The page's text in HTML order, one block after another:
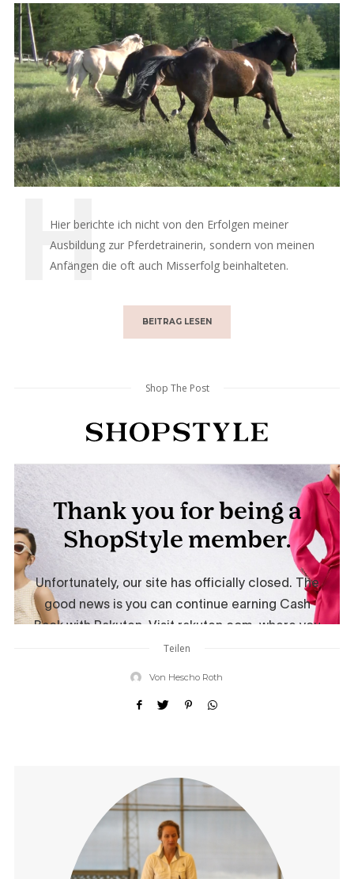
Hier berichte ich nicht von den Erfolgen meiner
Ausbildung zur Pferdetrainerin, sondern von meinen
Anfängen die oft auch Misserfolg beinhalteten.
BEITRAG LESEN
Shop The Post
Teilen
Von Hescho Roth